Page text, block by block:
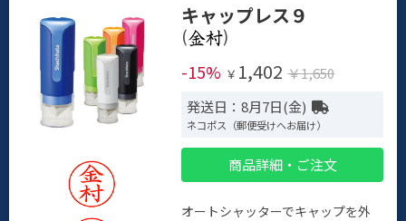
キャップレス９
(
)
-15% ￥ 1,402 ￥1,650
発送日：8月7日(金)
ネコポス（郵便受けへお届け）
商品詳細・ご注文
オートシャッターでキャップを外